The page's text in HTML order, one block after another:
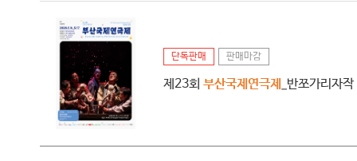
단독판매 판매마감
제23회 부산국제연극제 _반쪼가리